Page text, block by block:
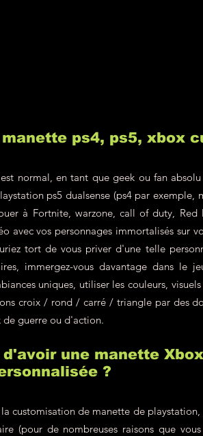
ps4, ps5, xbox
normal, en tant que geek ou fan
ps5 dualsense (ps4 par exemple,
à Fortnite, warzone, call of duty, Red
avec vos personnages immortalisés sur
tort de vous priver d'une telle
immergez-vous davantage dans le
uniques, utiliser les couleurs,
croix / rond / carré / triangle par des
guerre ou d'action.
une manette
?
customisation de manette de
de nombreuses raisons que vous